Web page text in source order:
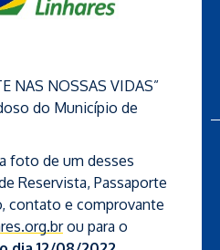
NAS NOSSAS VIDAS”
do Município de
foto de um desses
Reservista, Passaporte
contato e comprovante
ou para o